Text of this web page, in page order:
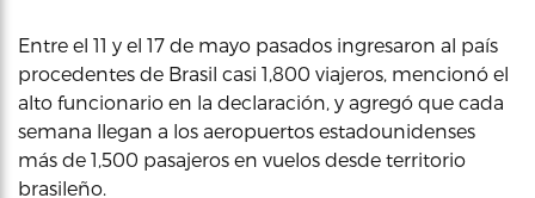
Entre el 11 y el 17 de mayo pasados ingresaron al país
procedentes de Brasil casi 1,800 viajeros, mencionó el
alto funcionario en la declaración, y agregó que cada
semana llegan a los aeropuertos estadounidenses
más de 1,500 pasajeros en vuelos desde territorio
brasileño.